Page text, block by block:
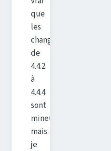
que
les
changements
de
4.4.2
à
4.4.4
sont
mineurs,
mais
je